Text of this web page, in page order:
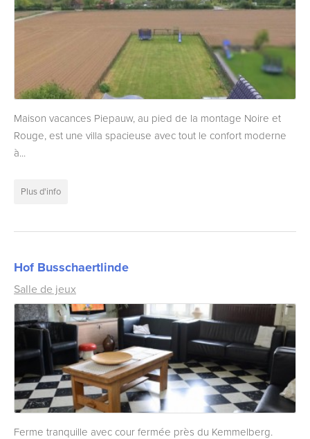
Maison vacances Piepauw, au pied de la montage Noire et
Rouge, est une villa spacieuse avec tout le confort moderne
à...
Plus d'info
Hof Busschaertlinde
Salle de jeux
Ferme tranquille avec cour fermée près du Kemmelberg.